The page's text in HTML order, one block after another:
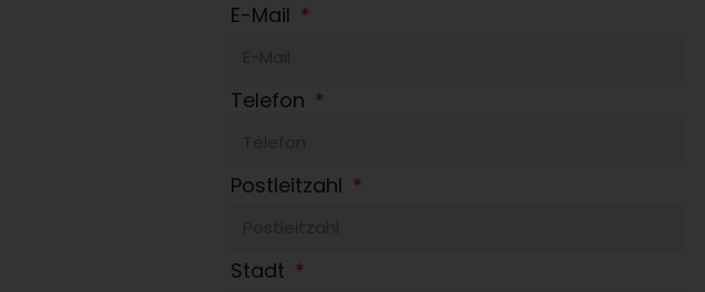
E-Mail
Telefon
Postleitzahl
Stadt